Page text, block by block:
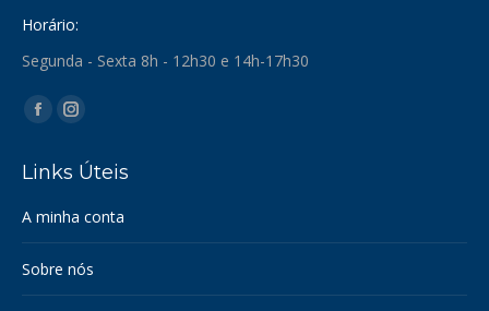
Horário:
Segunda - Sexta 8h - 12h30 e 14h-17h30
Find us on:
Facebook
opens
window
Instagram
opens
window
Links Úteis
A minha conta
Sobre nós